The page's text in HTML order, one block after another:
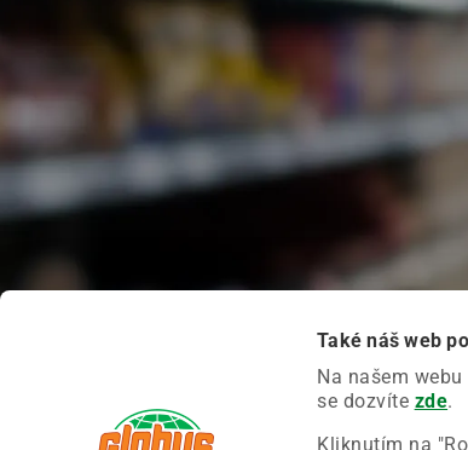
Také náš web
Na našem
se dozvíte zde.
Kliknutím na